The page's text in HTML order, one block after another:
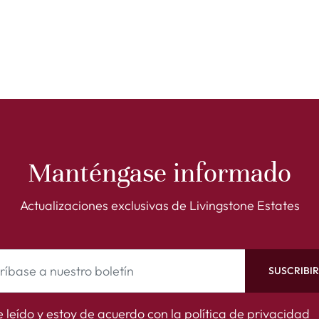
Manténgase informado
Actualizaciones exclusivas de Livingstone Estates
leído y estoy de acuerdo con la política de privacidad